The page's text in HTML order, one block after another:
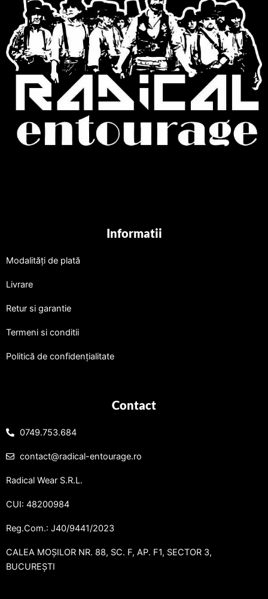
Informatii
Modalități de plată
Livrare
Retur si garantie
Termeni si conditii
Politică de confidențialitate
Contact
0749.753.684
contact@radical-entourage.ro
Radical Wear S.R.L.
CUI: 48200984
Reg.Com.: J40/9441/2023
CALEA MOȘILOR NR. 88, SC. F, AP. F1, SECTOR 3,
BUCUREȘTI